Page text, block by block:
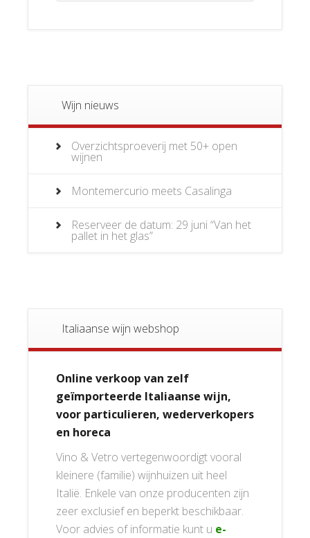
Wijn nieuws
Overzichtsproeverij met 50+ open
wijnen
Montemercurio meets Casalinga
Reserveer de datum: 29 juni “Van het
pallet in het glas”
Italiaanse wijn webshop
Online verkoop van zelf
geïmporteerde Italiaanse wijn,
voor particulieren, wederverkopers
en horeca
Vino & Vetro vertegenwoordigt vooral
kleinere (familie) wijnhuizen uit heel
Italië. Enkele van onze producenten zijn
zeer exclusief en beperkt beschikbaar.
Voor advies of informatie kunt u e-